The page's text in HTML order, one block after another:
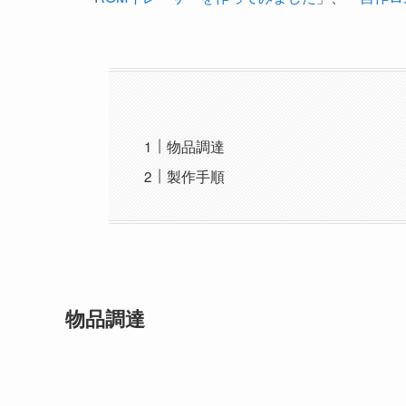
物品調達
製作手順
物品調達